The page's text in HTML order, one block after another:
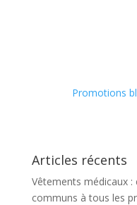
Promotions
Articles récents
Vêtements médicaux
communs à tous les